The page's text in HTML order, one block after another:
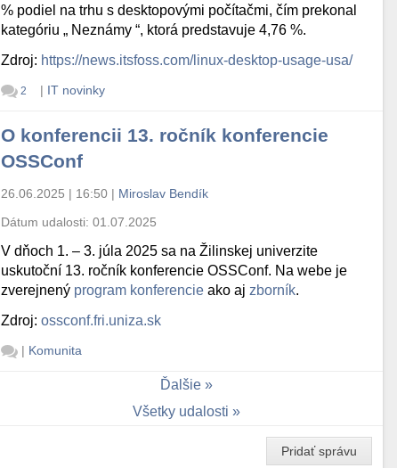
% podiel na trhu s desktopovými počítačmi, čím prekonal
kategóriu „ Neznámy “, ktorá predstavuje 4,76 %.
Zdroj: https://news.itsfoss.com/linux-desktop-usage-usa/
2 | IT novinky
O konferencii 13. ročník konferencie
OSSConf
26.06.2025 | 16:50 | Miroslav Bendík
Dátum udalosti:01.07.2025
V dňoch 1. – 3. júla 2025 sa na Žilinskej univerzite
uskutoční 13. ročník konferencie OSSConf. Na webe je
zverejnený program konferencie ako aj zborník.
Zdroj:ossconf.fri.uniza.sk
| Komunita
Ďalšie
Všetky udalosti
Pridať správu